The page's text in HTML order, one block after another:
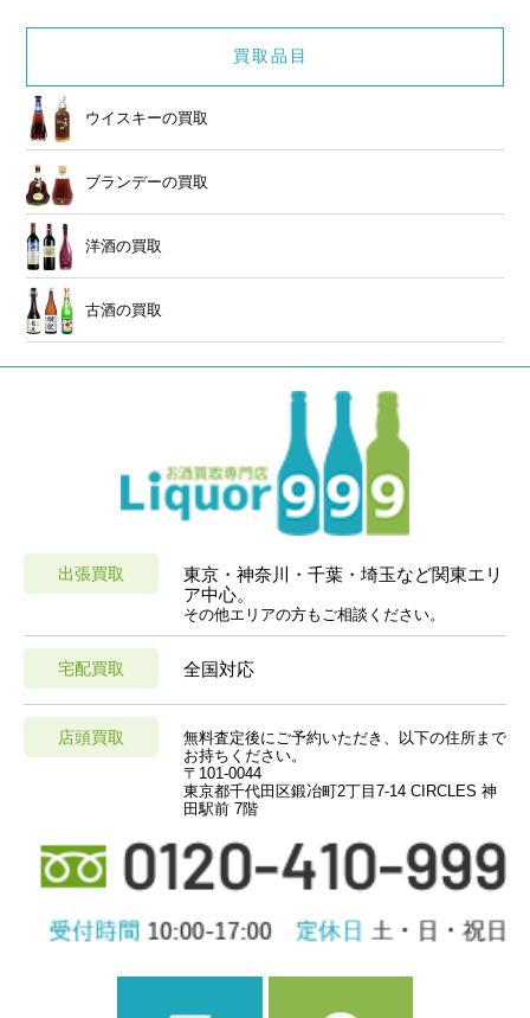
買取品目
ウイスキーの買取
ブランデーの買取
洋酒の買取
古酒の買取
出張買取
東京・神奈川・千葉・埼玉など関東エリ
ア中心。
その他エリアの方もご相談ください。
宅配買取 全国対応
店頭買取
無料査定後にご予約いただき、以下の住所まで
お持ちください。
〒101-0044
東京都千代田区鍛冶町2丁目7-14 CIRCLES 神
田駅前 7階